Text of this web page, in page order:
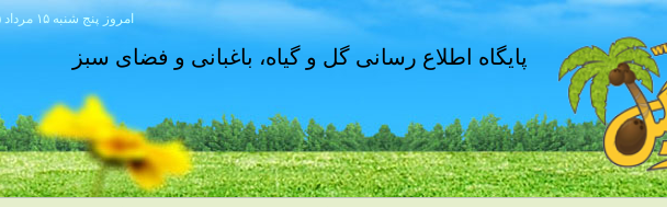
۱۴۰۵ پنج شنبه ۱۵ مرداد امروز
پایگاه اطلاع رسانی گل و گیاه، باغبانی و فضای سبز